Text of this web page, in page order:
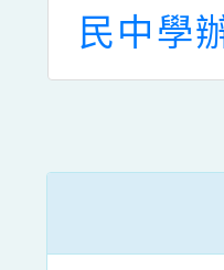
民中學
〔特教
習〕-
生之行
導及班